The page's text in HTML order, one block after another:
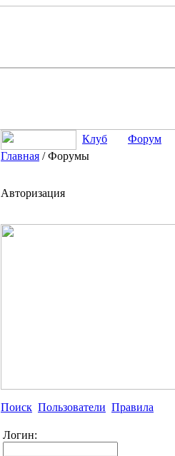
Клуб
Форум
Главная /Форумы
Авторизация
Поиск Пользователи Правила
Логин: